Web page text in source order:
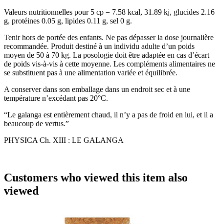
Valeurs nutritionnelles pour 5 cp = 7.58 kcal, 31.89 kj, glucides 2.16
g, protéines 0.05 g, lipides 0.11 g, sel 0 g.
Tenir hors de portée des enfants. Ne pas dépasser la dose journalière
recommandée. Produit destiné à un individu adulte d’un poids
moyen de 50 à 70 kg. La posologie doit être adaptée en cas d’écart
de poids vis-à-vis à cette moyenne. Les compléments alimentaires ne
se substituent pas à une alimentation variée et équilibrée.
A conserver dans son emballage dans un endroit sec et à une
température n’excédant pas 20°C.
“Le galanga est entièrement chaud, il n’y a pas de froid en lui, et il a
beaucoup de vertus.”
PHYSICA Ch. XIII : LE GALANGA
Customers who viewed this item also
viewed